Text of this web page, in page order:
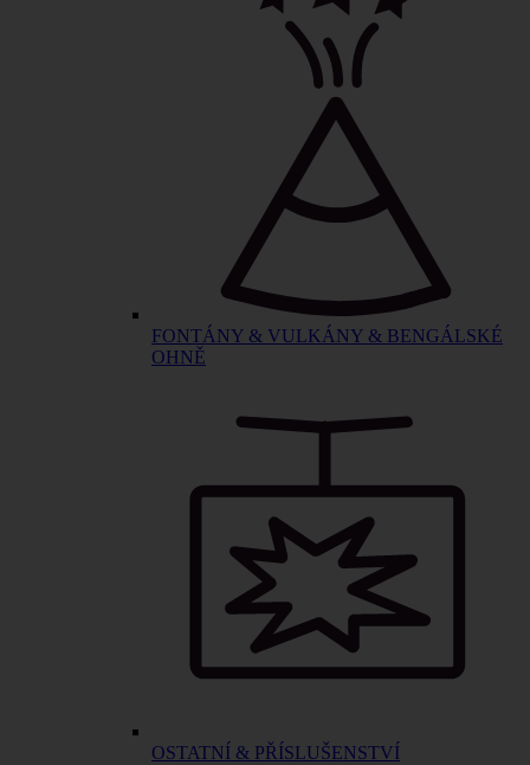
FONTÁNY & VULKÁNY & BENGÁLSKÉ
OHNĚ
OSTATNÍ & PŘÍSLUŠENSTVÍ